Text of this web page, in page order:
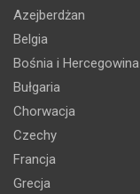
Azejberdżan
Belgia
Bośnia i Hercegowina
Bułgaria
Chorwacja
Czechy
Francja
Grecja